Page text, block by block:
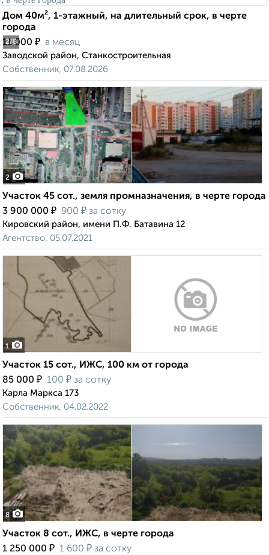
2/8
Дом 40м², 1-этажный, на длительный срок, в черте
города
11 000 ₽ в месяц
Заводской район, Станкостроительная
Собственник, 07.08.2026
2
Участок 45 сот., земля промназначения, в черте города
3 900 000 ₽ 900 ₽ за сотку
Кировский район, имени П.Ф. Батавина 12
Агентство, 05.07.2021
1
Участок 15 сот., ИЖС, 100 км от города
85 000 ₽ 100 ₽ за сотку
Карла Маркса 173
Собственник, 04.02.2022
8
Участок 8 сот., ИЖС, в черте города
1 250 000 ₽ 1 600 ₽ за сотку